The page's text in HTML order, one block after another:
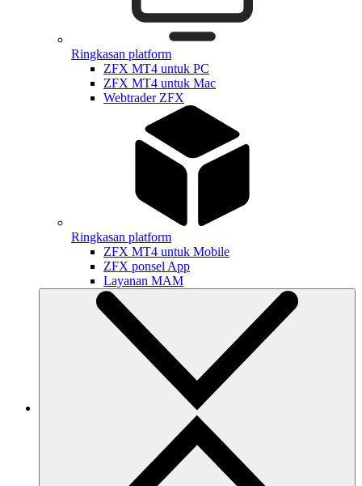
Ringkasan platform
ZFX MT4 untuk PC
ZFX MT4 untuk Mac
Webtrader ZFX
Ringkasan platform
ZFX MT4 untuk Mobile
ZFX ponsel App
Layanan MAM